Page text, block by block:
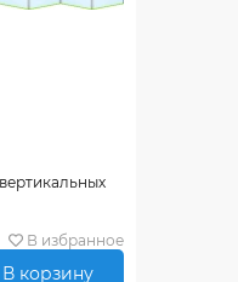
В избранное
В корзину